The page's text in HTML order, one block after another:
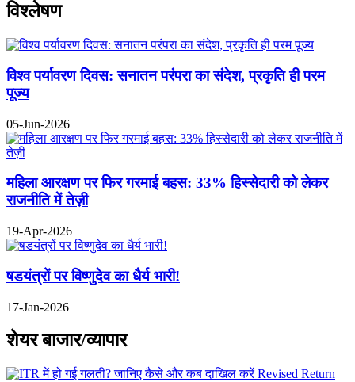
विश्लेषण
विश्व पर्यावरण दिवस: सनातन परंपरा का संदेश, प्रकृति ही परम
पूज्य
05-Jun-2026
महिला आरक्षण पर फिर गरमाई बहस: 33% हिस्सेदारी को लेकर
राजनीति में तेज़ी
19-Apr-2026
षडयंत्रों पर विष्णुदेव का धैर्य भारी!
17-Jan-2026
शेयर बाजार/व्यापार